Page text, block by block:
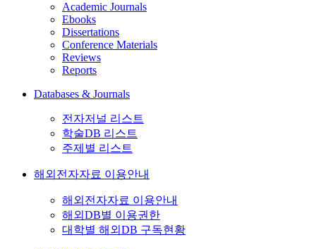
Academic Journals
Ebooks
Dissertations
Conference Materials
Reviews
Reports
Databases & Journals
전자저널 리스트
학술DB 리스트
주제별 리스트
해외전자자료 이용안내
해외전자자료 이용안내
해외DB별 이용권한
대학별 해외DB 구독현황